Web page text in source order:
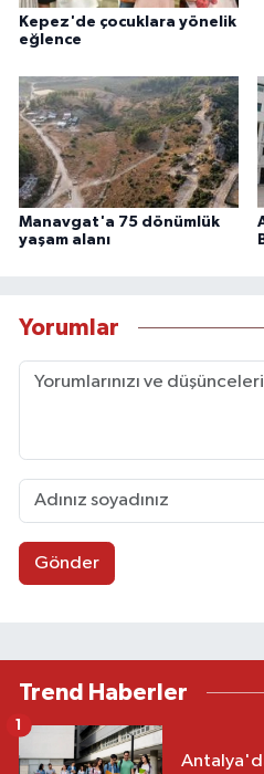
Kepez'de çocuklara yönelik
eğlence
Manavgat'a 75 dönümlük
yaşam alanı
Yorumlar
Gönder
Trend Haberler
1